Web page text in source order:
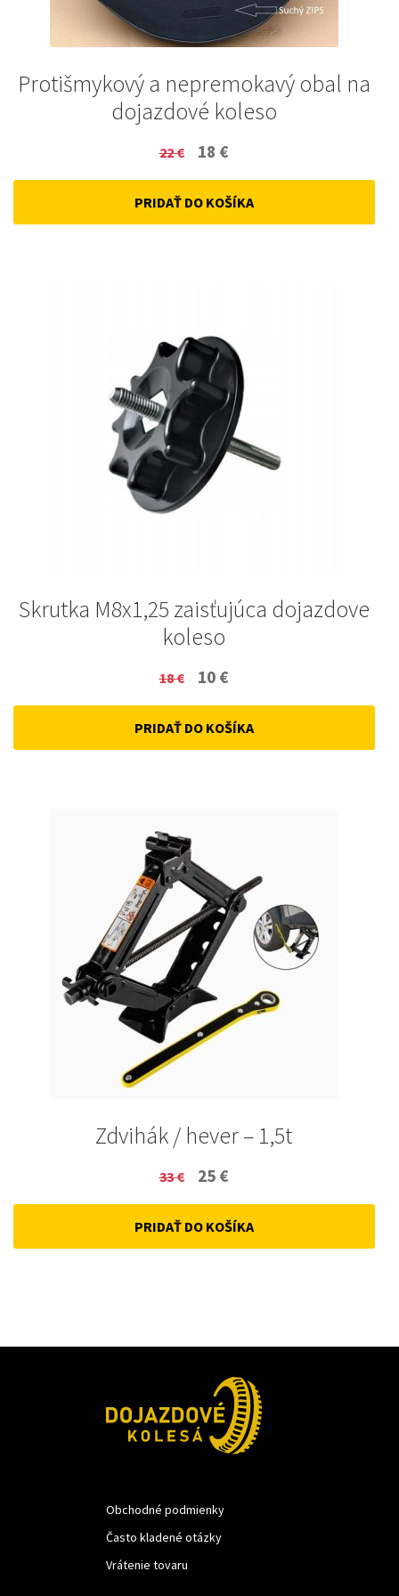
Protišmykový a nepremokavý obal na
dojazdové koleso
22€
Original
price
was:
18 €
price
is:
PRIDAŤ DO KOŠÍKA
Skrutka M8x1,25 zaisťujúca dojazdove
koleso
18€
Original
price
was:
10 €
price
is:
PRIDAŤ DO KOŠÍKA
Zdvihák / hever – 1,5t
33€
Original
price
was:
25 €
price
is:
PRIDAŤ DO KOŠÍKA
Obchodné podmienky
Často kladené otázky
Vrátenie tovaru